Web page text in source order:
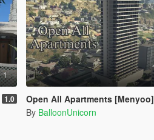
1
1.0 Open All Apartments [Menyoo]
By BalloonUnicorn